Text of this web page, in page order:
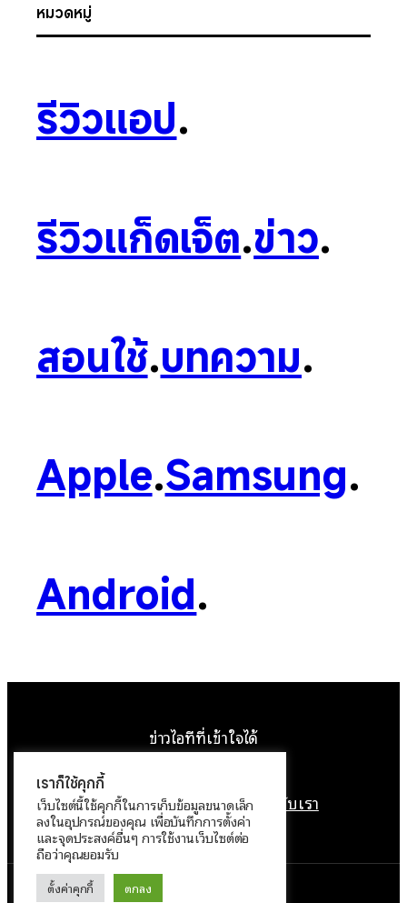
หมวดหมู่
รีวิวแอป.
รีวิวแก็ดเจ็ต.ข่าว.
สอนใช้.บทความ.
Apple.Samsung.
Android.
ข่าวไอทีที่เข้าใจได้
หน้าแรกติดต่อเราลิขสิทธิ์เกี่ยวกับเรา
นโยบายข้อมูลส่วนบุคคล
เราก็ใช้คุกกี้
เว็บไซต์นี้ใช้คุกกี้ในการเก็บข้อมูลขนาดเล็ก
ลงในอุปกรณ์ของคุณ เพื่อบันทึกการตั้งค่า
และจุดประสงค์อื่นๆ การใช้งานเว็บไซต์ต่อ
ถือว่าคุณยอมรับ
ตั้งค่าคุกกี้ ตกลง